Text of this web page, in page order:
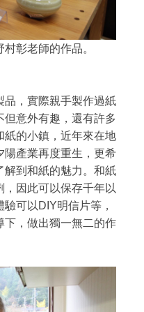
彰老師的作品。
品，實際親手製作過紙
但意外有趣，還有許多
紙的小鎮，近年來在地
陽產業再度重生，更希
解到和紙的魅力。和紙
因此可以保存千年以
驗可以DIY明信片等，
下，做出獨一無二的作